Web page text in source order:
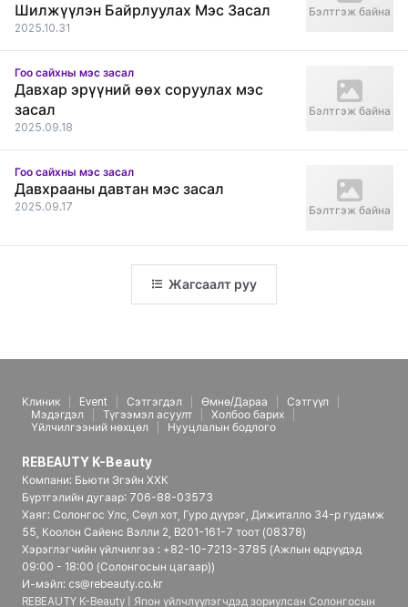
Шилжүүлэн Байрлуулах Мэс Засал
2025.10.31
Бэлтгэж байна
Гоо сайхны мэс засал
Давхар эрүүний өөх соруулах мэс
засал
2025.09.18
Бэлтгэж байна
Гоо сайхны мэс засал
Давхрааны давтан мэс засал
2025.09.17 Бэлтгэж байна
Жагсаалт руу
Клиник Event Сэтгэгдэл Өмнө/Дараа
Сэтгүүл
Мэдэгдэл
Түгээмэл асуулт
Холбоо барих
Үйлчилгээний нөхцөл
Нууцлалын бодлого
REBEAUTY K-Beauty
Компани: Бьюти Эгэйн ХХК
Бүртгэлийн дугаар: 706-88-03573
Хаяг: Солонгос Улс, Сөүл хот, Гуро дүүрэг, Дижиталло 34-р гудамж
55, Коолон Сайенс Вэлли 2, B201-161-7 тоот (08378)
Хэрэглэгчийн үйлчилгээ : +82-10-7213-3785 (Ажлын өдрүүдэд
09:00 - 18:00 (Солонгосын цагаар))
И-мэйл: cs@rebeauty.co.kr
REBEAUTY K-Beauty | Япон үйлчлүүлэгчдэд зориулсан Солонгосын